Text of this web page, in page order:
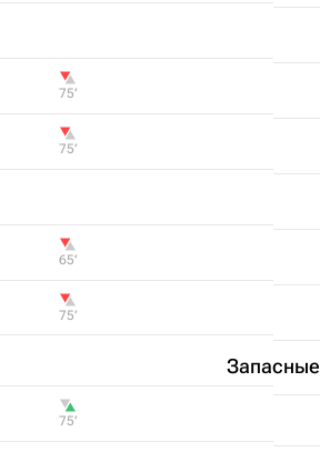
75‎’‎
75‎’‎
65‎’‎
75‎’‎
Запасные
75‎’‎